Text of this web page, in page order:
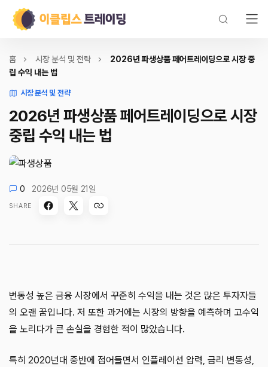
홈 시장 분석 및 전략
2026년 파생상품 페어트레이딩으로 시장 중
립 수익 내는 법
시장 분석 및 전략
2026년 파생상품 페어트레이딩으로 시장
중립 수익 내는 법
0 2026년 05월 21일
SHARE
변동성 높은 금융 시장에서 꾸준히 수익을 내는 것은 많은 투자자들
의 오랜 꿈입니다. 저 또한 과거에는 시장의 방향을 예측하며 고수익
을 노리다가 큰 손실을 경험한 적이 많았습니다.
특히 2020년대 중반에 접어들면서 인플레이션 압력, 금리 변동성,